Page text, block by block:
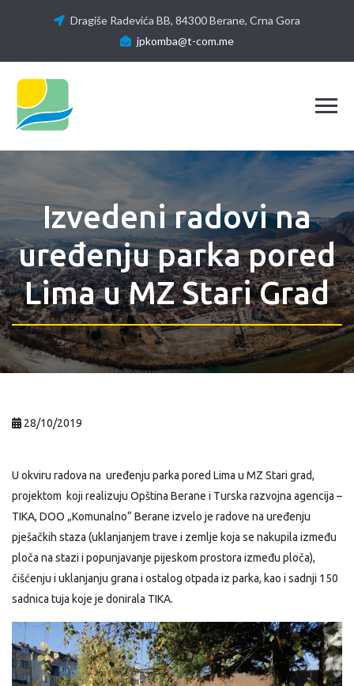
Dragiše Radevića BB, 84300 Berane, Crna Gora
jpkomba@t-com.me
Izvedeni radovi na
uređenju parka pored
Lima u MZ Stari Grad
28/10/2019
U okviru radova na uređenju parka pored Lima u MZ Stari grad,
projektom koji realizuju Opština Berane i Turska razvojna agencija –
TIKA, DOO „Komunalno“ Berane izvelo je radove na uređenju
pješačkih staza (uklanjanjem trave i zemlje koja se nakupila između
ploča na stazi i popunjavanje pijeskom prostora između ploča),
čišćenju i uklanjanju grana i ostalog otpada iz parka, kao i sadnji 150
sadnica tuja koje je donirala TIKA.